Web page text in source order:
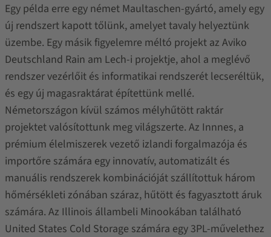
Egy példa erre egy német Maultaschen-gyártó, amely egy
új rendszert kapott tőlünk, amelyet tavaly helyeztünk
üzembe. Egy másik figyelemre méltó projekt az Aviko
Deutschland Rain am Lech-i projektje, ahol a meglévő
rendszer vezérlőit és informatikai rendszerét lecseréltük,
és egy új magasraktárat építettünk mellé.
Németországon kívül számos mélyhűtött raktár
projektet valósítottunk meg világszerte. Az Innnes, a
prémium élelmiszerek vezető izlandi forgalmazója és
importőre számára egy innovatív, automatizált és
manuális rendszerek kombinációját szállítottuk három
hőmérsékleti zónában száraz, hűtött és fagyasztott áruk
számára. Az Illinois állambeli Minookában található
United States Cold Storage számára egy 3PL-művelethez